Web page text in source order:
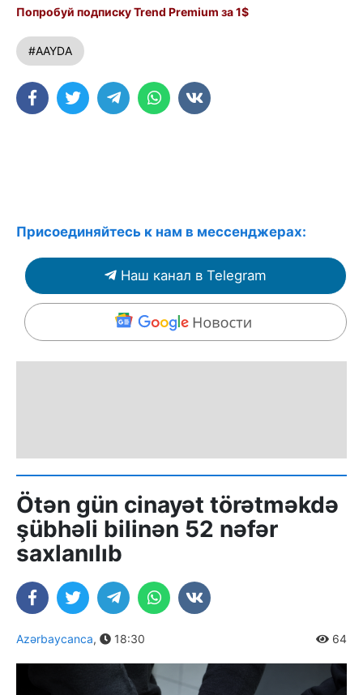
Попробуй подписку Trend Premium за 1$
#AAYDA
Присоединяйтесь к нам в мессенджерах:
Наш канал в Telegram
Ötən gün cinayət törətməkdə
şübhəli bilinən 52 nəfər
saxlanılıb
Azərbaycanca, 18:30 64